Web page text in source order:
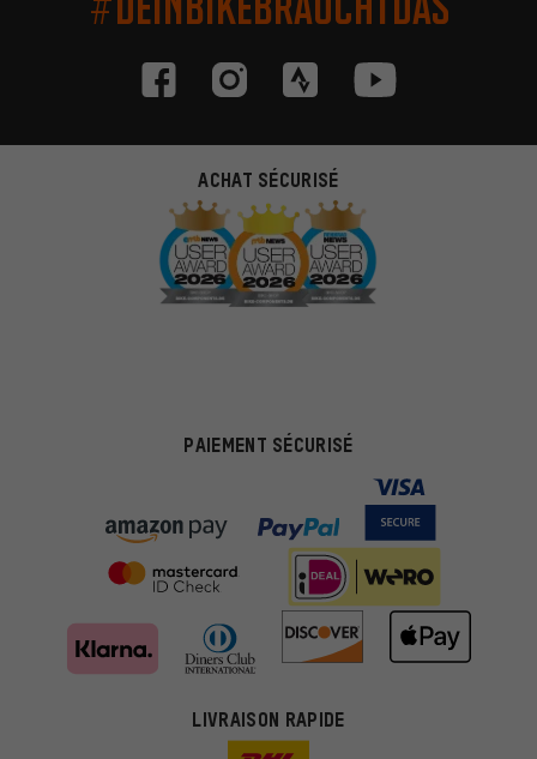
ACHAT SÉCURISÉ
PAIEMENT SÉCURISÉ
LIVRAISON RAPIDE
Des offres plus adaptées
pertinentes. Les cookies de marketing nous aident à identifier tes
intérêts et à te présenter des offres et des conseils sur mesure.